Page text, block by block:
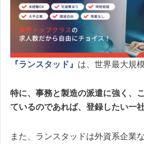
『ランスタッド』 は、世界最大規
特に、事務と製造の派遣に強く、
ているのであれば、登録したい一社
また、ランスタッドは外資系企業